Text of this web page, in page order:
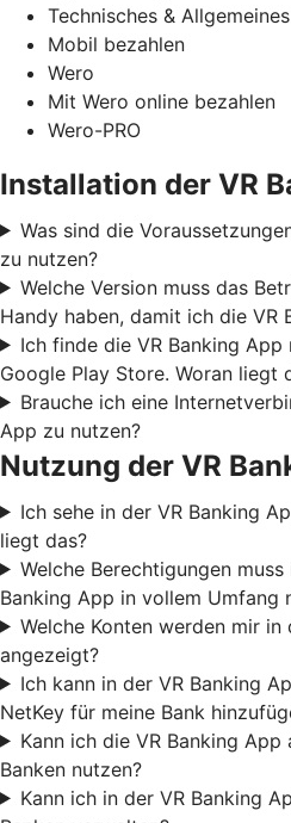
Technisches & Allgemeines
Mobil bezahlen
Wero
Mit Wero online bezahlen
Wero-PRO
Installation der VR
Was sind die
zu nutzen?
Welche Version muss das
Handy haben, damit ich die VR
Ich finde die VR Banking
Google Play Store. Woran liegt
Brauche ich eine
App zu nutzen?
Nutzung der VR
Ich sehe in der VR Banking
liegt das?
Welche Berechtigungen
Banking App in vollem Umfang
Welche Konten werden mir in
angezeigt?
Ich kann in der VR Banking
NetKey für meine Bank
Kann ich die VR Banking
Banken nutzen?
Kann ich in der VR Banking